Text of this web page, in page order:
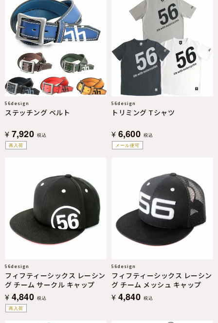
再入荷
56design
ステッチング ベルト
¥ 7,920 税込
メール便可
56design
トリミング Tシャツ
¥ 6,600 税込
再入荷
56design
フィフティーシックス レーシン
グ チーム サークル キャップ
¥ 4,840 税込
56design
フィフティーシックス レーシン
グ チーム メッシュ キャップ
¥ 4,840 税込